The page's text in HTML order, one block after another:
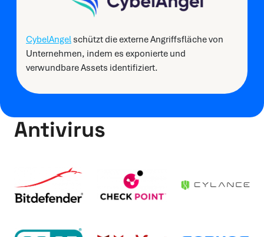
CybelAngel schützt die externe Angriffsfläche von
Unternehmen, indem es exponierte und
verwundbare Assets identifiziert.
Antivirus